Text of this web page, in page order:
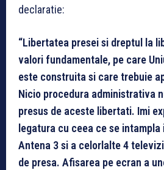
declaratie:
“Libertatea presei si dreptul la
valori fundamentale, pe care
este construita si care trebuie
Nicio procedura administrativa
presus de aceste libertati. Imi
legatura cu ceea ce se
Antena 3 si a celorlalte 4
de presa. Afisarea pe ecran a